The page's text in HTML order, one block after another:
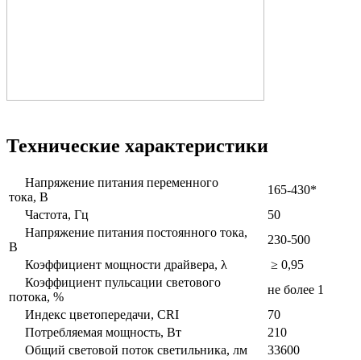
Технические характеристики
Напряжение питания переменного
тока, В
165-430*
Частота, Гц
50
Напряжение питания постоянного тока,
В
230-500
Коэффициент мощности драйвера, λ
≥ 0,95
Коэффициент пульсации светового
потока, %
не более 1
Индекс цветопередачи, CRI
70
Потребляемая мощность, Вт
210
Общий световой поток светильника, лм
33600